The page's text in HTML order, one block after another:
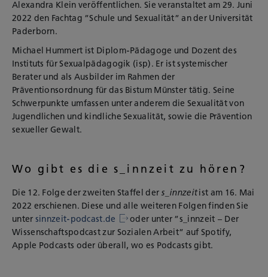
Alexandra Klein veröffentlichen. Sie veranstaltet am 29. Juni
2022 den Fachtag “Schule und Sexualität“ an der Universität
Paderborn.
Michael Hummert ist Diplom-Pädagoge und Dozent des
Instituts für Sexualpädagogik (isp). Er ist systemischer
Berater und als Ausbilder im Rahmen der
Präventionsordnung für das Bistum Münster tätig. Seine
Schwerpunkte umfassen unter anderem die Sexualität von
Jugendlichen und kindliche Sexualität, sowie die Prävention
sexueller Gewalt.
Wo gibt es die s_innzeit zu hören?
Die 12. Folge der zweiten Staffel der s_innzeitist am 16. Mai
2022 erschienen. Diese und alle weiteren Folgen finden Sie
unter sinnzeit-podcast.de
oder unter “s_innzeit – Der
Wissenschaftspodcast zur Sozialen Arbeit“ auf Spotify,
Apple Podcasts oder überall, wo es Podcasts gibt.